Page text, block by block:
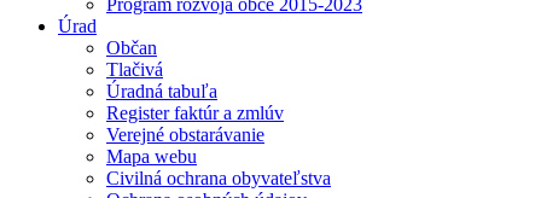
Program rozvoja obce 2015-2023
Úrad
Občan
Tlačivá
Úradná tabuľa
Register faktúr a zmlúv
Verejné obstarávanie
Mapa webu
Civilná ochrana obyvateľstva